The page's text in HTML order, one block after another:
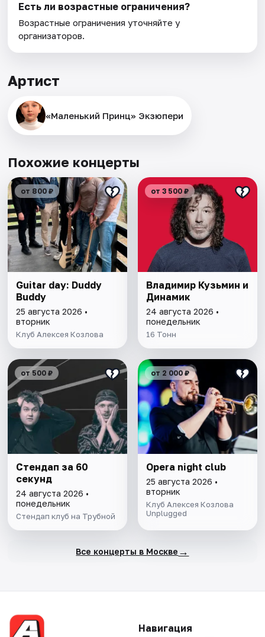
Есть ли возрастные ограничения?
Возрастные ограничения уточняйте у
организаторов.
Артист
«Маленький Принц» Экзюпери
Похожие концерты
от 800 ₽
Guitar day: Duddy
Buddy
25 августа 2026 •
вторник
Клуб Алексея Козлова
от 3 500 ₽
Владимир Кузьмин и
Динамик
24 августа 2026 •
понедельник
16 Тонн
от 500 ₽
Стендап за 60
секунд
24 августа 2026 •
понедельник
Стендап клуб на Трубной
от 2 000 ₽
Opera night club
25 августа 2026 •
вторник
Клуб Алексея Козлова
Unplugged
Все концерты в Москве →
Навигация